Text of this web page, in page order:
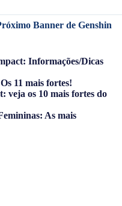
Banner de Genshin
Informações/Dicas
11 mais fortes!
veja os 10 mais fortes do
As mais